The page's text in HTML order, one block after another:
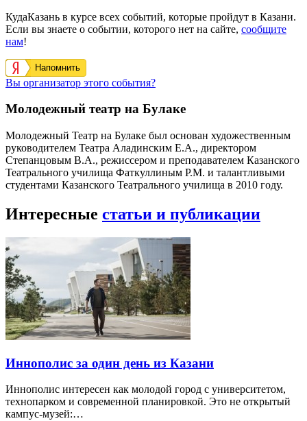
КудаКазань в курсе всех событий, которые пройдут в Казани.
Если вы знаете о событии, которого нет на сайте, сообщите
нам!
Напомнить
Вы организатор этого события?
Молодежный театр на Булаке
Молодежный Театр на Булаке был основан художественным
руководителем Театра Аладинским Е.А., директором
Степанцовым В.А., режиссером и преподавателем Казанского
Театрального училища Фаткуллиным Р.М. и талантливыми
студентами Казанского Театрального училища в 2010 году.
Интересные статьи и публикации
Иннополис за один день из Казани
Иннополис интересен как молодой город с университетом,
технопарком и современной планировкой. Это не открытый
кампус-музей:…